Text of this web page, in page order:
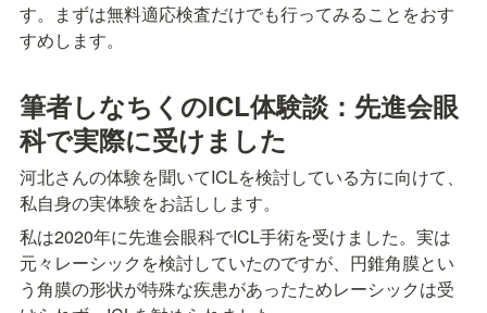
す。まずは無料適応検査だけでも行ってみることをおす
すめします。
筆者しなちくのICL体験談：先進会眼
科で実際に受けました
河北さんの体験を聞いてICLを検討している方に向けて、
私自身の実体験をお話しします。
私は2020年に先進会眼科でICL手術を受けました。実は
元々レーシックを検討していたのですが、円錐角膜とい
う角膜の形状が特殊な疾患があったためレーシックは受